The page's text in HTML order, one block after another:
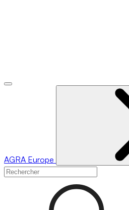
AGRA Europe